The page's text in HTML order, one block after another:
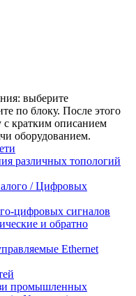
выберите
по блоку. После этого
с кратким описанием
оборудованием.
различных топологий
/ Цифровых
цифровых сигналов
и обратно
Ethernet
промышленных